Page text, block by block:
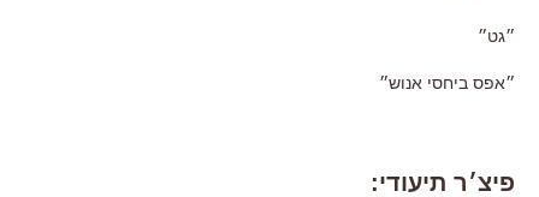
״גט״
״אפס ביחסי אנוש״
פיצ׳ר תיעודי: